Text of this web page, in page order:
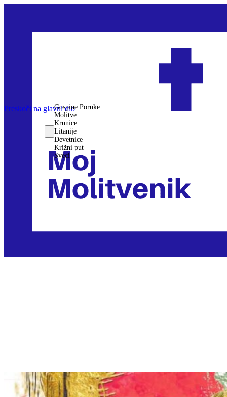
Preskoči na glavni dioGospine Poruke
Molitve
Krunice
Litanije
Devetnice
Križni put
Sveci